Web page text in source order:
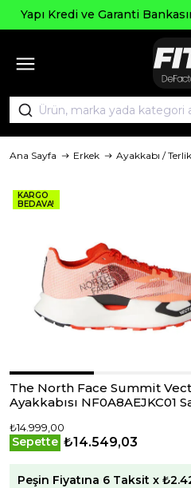
Yapı Kredi ve Garanti
Ana Sayfa Erkek Ayakkabı / Terlik
KARGO
BEDAVA!
The North Face Summit
Ayakkabısı NF0A8AEJKC01
₺14.999,00
Sepette ₺14.549,03
Peşin Fiyatına 6 Taksit x